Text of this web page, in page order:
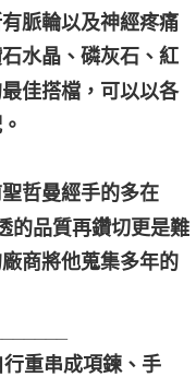
脈輪以及神經疼痛
水晶、磷灰石、紅
佳搭檔，可以以各
哲曼經手的多在
的品質再鑽切更是難
商將他蒐集多年的
重串成項鍊、手